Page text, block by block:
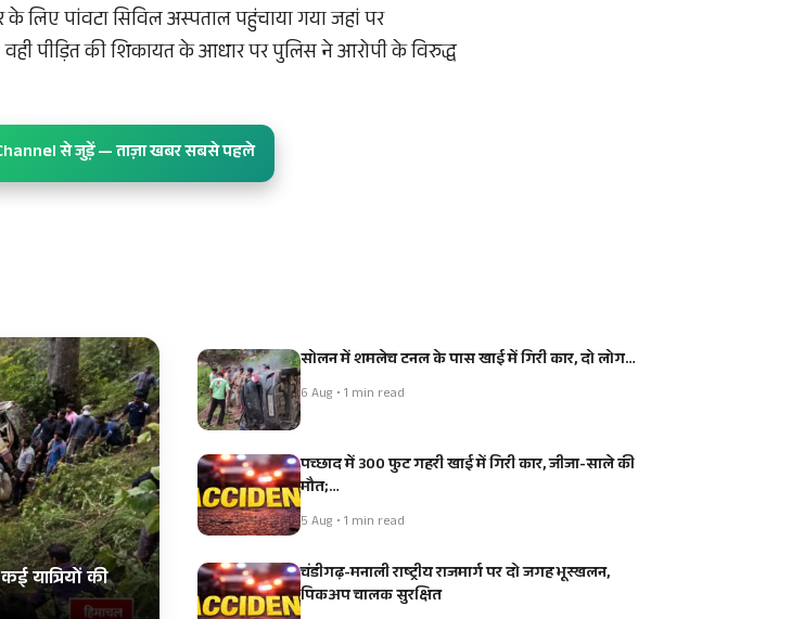
लिए पांवटा सिविल अस्पताल पहुंचाया गया जहां पर
वही पीड़ित की शिकायत के आधार पर पुलिस ने आरोपी के विरुद्ध
से जुड़ें — ताज़ा खबर सबसे पहले
यात्रियों की
सोलन में शमलेच टनल के पास खाई में गिरी कार, दो लोग…
6 Aug • 1 min read
पच्छाद में 300 फुट गहरी खाई में गिरी कार, जीजा-साले की
मौत;…
5 Aug • 1 min read
चंडीगढ़-मनाली राष्ट्रीय राजमार्ग पर दो जगह भूस्खलन,
पिकअप चालक सुरक्षित